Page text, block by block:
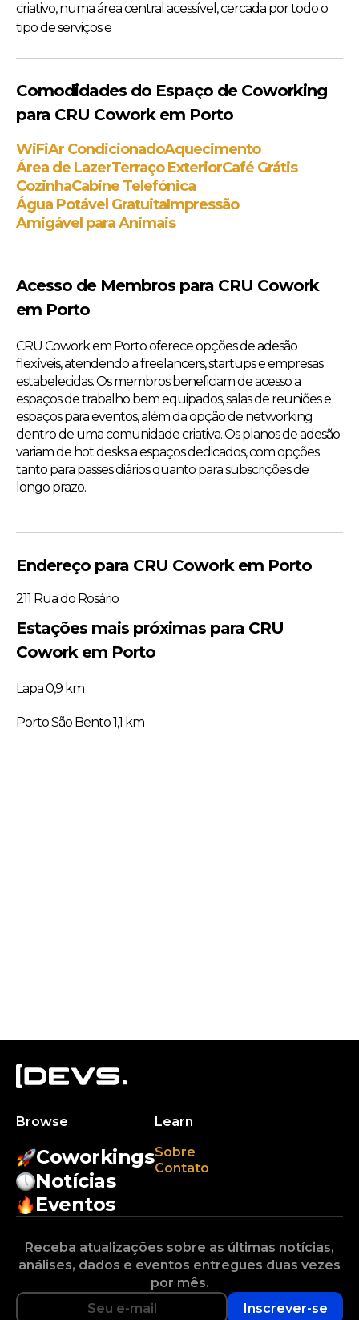
criativo, numa área central acessível, cercada por todo o
tipo de serviços e
Comodidades do Espaço de Coworking
para CRU Cowork em Porto
WiFiAr CondicionadoAquecimento
Área de LazerTerraço ExteriorCafé Grátis
CozinhaCabine Telefónica
Água Potável GratuitaImpressão
Amigável para Animais
Acesso de Membros para CRU Cowork
em Porto
CRU Cowork em Porto oferece opções de adesão
flexíveis, atendendo a freelancers, startups e empresas
estabelecidas. Os membros beneficiam de acesso a
espaços de trabalho bem equipados, salas de reuniões e
espaços para eventos, além da opção de networking
dentro de uma comunidade criativa. Os planos de adesão
variam de hot desks a espaços dedicados, com opções
tanto para passes diários quanto para subscrições de
longo prazo.
Endereço para CRU Cowork em Porto
211 Rua do Rosário
Estações mais próximas para CRU
Cowork em Porto
Lapa 0,9 km
Porto São Bento 1,1 km
Browse
Coworkings
Notícias
Eventos
Learn
Sobre
Contato
Receba atualizações sobre as últimas notícias,
análises, dados e eventos entregues duas vezes
por mês.
Inscrever-se